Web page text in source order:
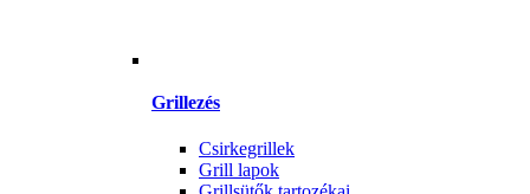
Grillezés
Csirkegrillek
Grill lapok